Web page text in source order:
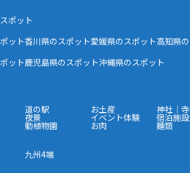
ポット
ット香川県のスポット愛媛県のスポット高知県
ット鹿児島県のスポット沖縄県のスポット
道の駅 お土産 神社｜
夜景 イベント体験 宿泊施設
動植物園 お肉 麺類
九州4端